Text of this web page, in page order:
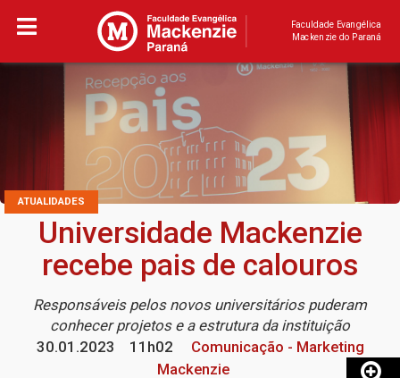
Faculdade Evangélica
Mackenzie do Paraná
ATUALIDADES
Universidade Mackenzie
recebe pais de calouros
Responsáveis pelos novos universitários puderam
conhecer projetos e a estrutura da instituição
30.01.2023
11h02
Comunicação - Marketing
Mackenzie